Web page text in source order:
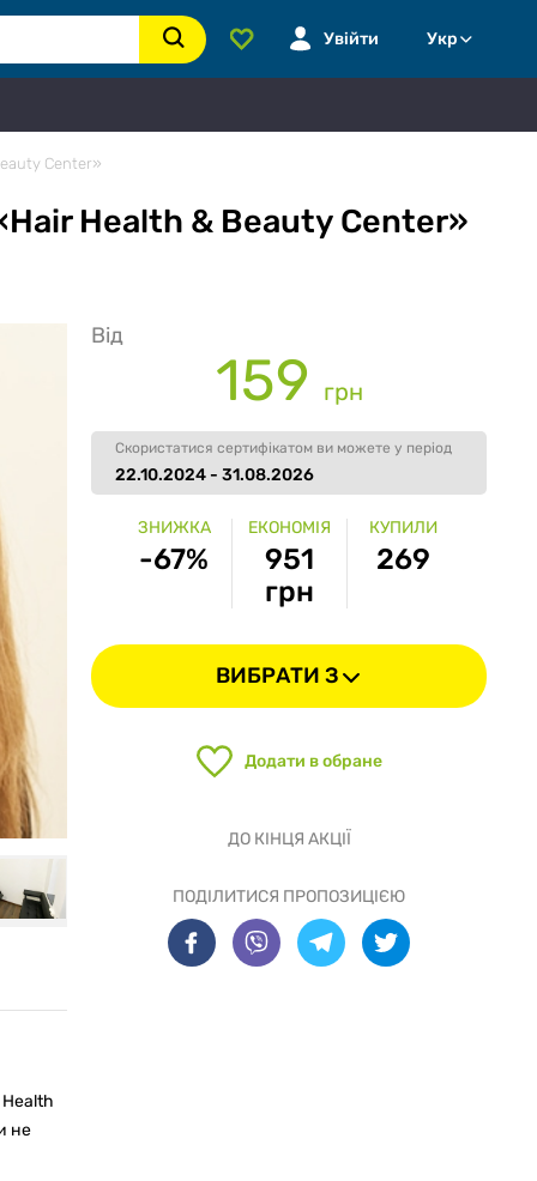
Увійти Укр
Center»
Health & Beauty Center»
Health
не
Від
159 грн
Скористатися сертифікатом ви можете у період
22.10.2024 - 31.08.2026
ЗНИЖКА
-67%
ЕКОНОМІЯ
951
грн
КУПИЛИ
269
ВИБРАТИ З
Додати в обране
ДО КІНЦЯ АКЦІЇ
ПОДІЛИТИСЯ ПРОПОЗИЦІЄЮ